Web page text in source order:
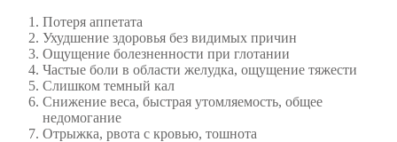
Потеря аппетата
Ухудшение здоровья без видимых причин
Ощущение болезненности при глотании
Частые боли в области желудка, ощущение тяжести
Слишком темный кал
Снижение веса, быстрая утомляемость, общее
недомогание
Отрыжка, рвота с кровью, тошнота